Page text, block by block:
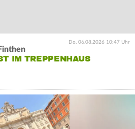
Do. 06.08.2026 10:47 Uhr
IM TREPPENHAUS